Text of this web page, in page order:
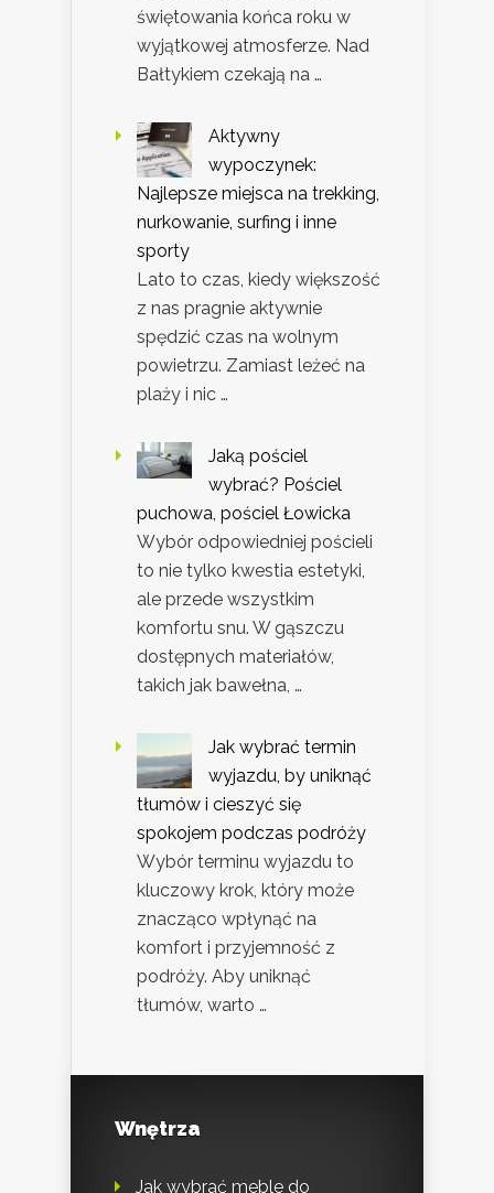
świętowania końca roku w
wyjątkowej atmosferze. Nad
Bałtykiem czekają na …
Aktywny
wypoczynek:
Najlepsze miejsca na trekking,
nurkowanie, surfing i inne
sporty
Lato to czas, kiedy większość
z nas pragnie aktywnie
spędzić czas na wolnym
powietrzu. Zamiast leżeć na
plaży i nic …
Jaką pościel
wybrać? Pościel
puchowa, pościel Łowicka
Wybór odpowiedniej pościeli
to nie tylko kwestia estetyki,
ale przede wszystkim
komfortu snu. W gąszczu
dostępnych materiałów,
takich jak bawełna, …
Jak wybrać termin
wyjazdu, by uniknąć
tłumów i cieszyć się
spokojem podczas podróży
Wybór terminu wyjazdu to
kluczowy krok, który może
znacząco wpłynąć na
komfort i przyjemność z
podróży. Aby uniknąć
tłumów, warto …
Wnętrza
Jak wybrać meble do